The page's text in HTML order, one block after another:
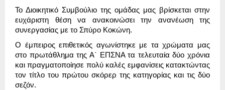
Το Διοικητικό Συμβούλιο της ομάδας μας βρίσκεται στην
ευχάριστη θέση να ανακοινώσει την ανανέωση της
συνεργασίας με το Σπύρο Κοκώνη.
Ο έμπειρος επιθετικός αγωνίστηκε με τα χρώματα μας
στο πρωτάθλημα της Α΄ ΕΠΣΝΑ τα τελευταία δύο χρόνια
και πραγματοποίησε πολύ καλές εμφανίσεις κατακτώντας
τον τίτλο του πρώτου σκόρερ της κατηγορίας και τις δύο
σεζόν.